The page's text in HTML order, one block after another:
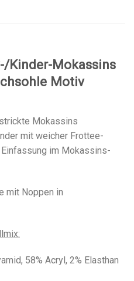
Kinder-Mokassins
Motiv
Mokassins
mit weicher Frottee-
im Mokassins-
mit Noppen in
58% Acryl, 2% Elasthan